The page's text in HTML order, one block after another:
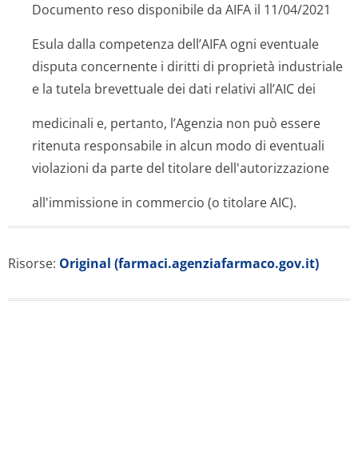
Documento reso disponibile da AIFA il 11/04/2021
Esula dalla competenza dell’AIFA ogni eventuale
disputa concernente i diritti di proprietà industriale
e la tutela brevettuale dei dati relativi all’AIC dei
medicinali e, pertanto, l’Agenzia non può essere
ritenuta responsabile in alcun modo di eventuali
violazioni da parte del titolare dell'autorizza­zione
all'immissione in commercio (o titolare AIC).
Risorse: Original (farmaci.agenziafarmaco.gov.it)